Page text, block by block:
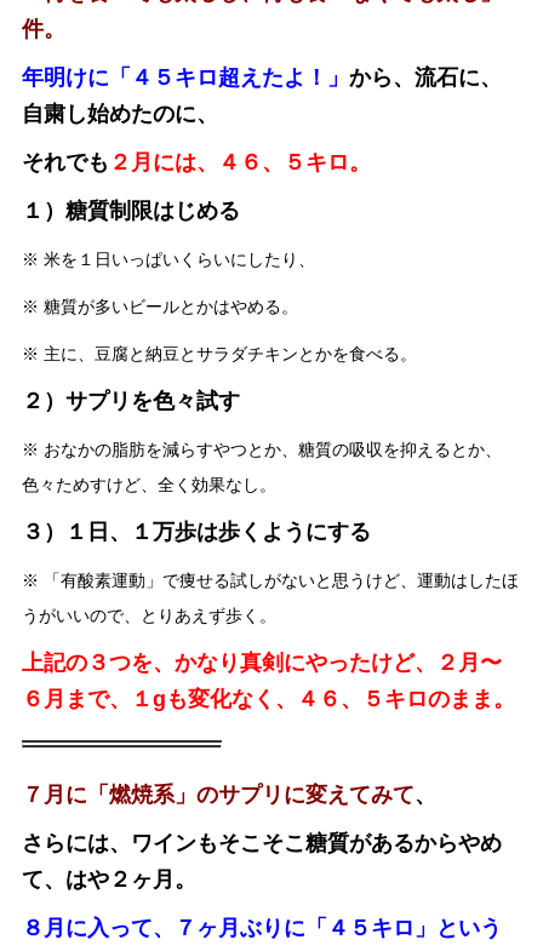
件。
年明けに「４５キロ超えたよ！」 から、流石に、
自粛し始めたのに、
それでも ２月には、４６、５キロ。
１）糖質制限はじめる
※ 米を１日いっぱいくらいにしたり、
※ 糖質が多いビールとかはやめる。
※ 主に、豆腐と納豆とサラダチキンとかを食べる。
２）サプリを色々試す
※ おなかの脂肪を減らすやつとか、糖質の吸収を抑えるとか、
色々ためすけど、全く効果なし。
３）１日、１万歩は歩くようにする
※ 「有酸素運動」で痩せる試しがないと思うけど、運動はしたほ
うがいいので、とりあえず歩く。
上記の３つを、かなり真剣にやったけど、２月〜
６月まで、１gも変化なく、４６、５キロのまま。
７月に「燃焼系」のサプリに変えてみて、
さらには、ワインもそこそこ糖質があるからやめ
て、はや２ヶ月。
８月に入って、７ヶ月ぶりに「４５キロ」という